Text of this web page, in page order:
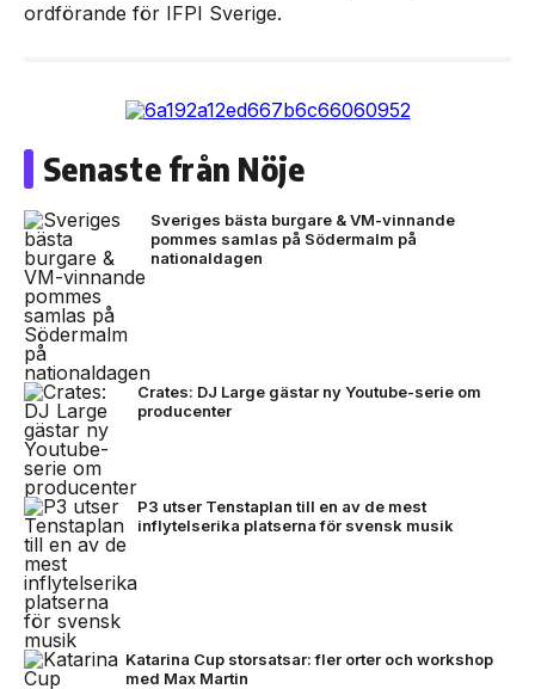
ordförande för IFPI Sverige.
Senaste från Nöje
Sveriges bästa burgare & VM-vinnande
pommes samlas på Södermalm på
nationaldagen
Crates: DJ Large gästar ny Youtube-serie om
producenter
P3 utser Tenstaplan till en av de mest
inflytelserika platserna för svensk musik
Katarina Cup storsatsar: fler orter och workshop
med Max Martin